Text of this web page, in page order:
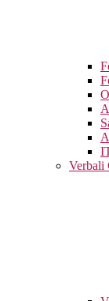
Verbali